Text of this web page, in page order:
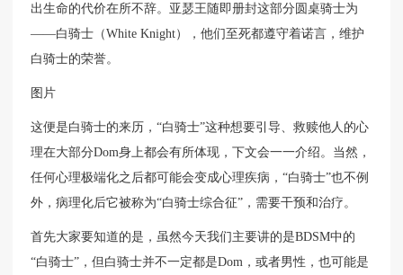
出生命的代价在所不辞。亚瑟王随即册封这部分圆桌骑士为
——白骑士（White Knight），他们至死都遵守着诺言，维护
白骑士的荣誉。
图片
这便是白骑士的来历，“白骑士”这种想要引导、救赎他人的心
理在大部分Dom身上都会有所体现，下文会一一介绍。当然，
任何心理极端化之后都可能会变成心理疾病，“白骑士”也不例
外，病理化后它被称为“白骑士综合征”，需要干预和治疗。
首先大家要知道的是，虽然今天我们主要讲的是BDSM中的
“白骑士”，但白骑士并不一定都是Dom，或者男性，也可能是